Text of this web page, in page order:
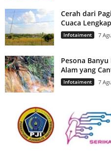
Cerah dari
Cuaca
Infotaiment 7
Pesona
Alam yang
Infotaiment 7